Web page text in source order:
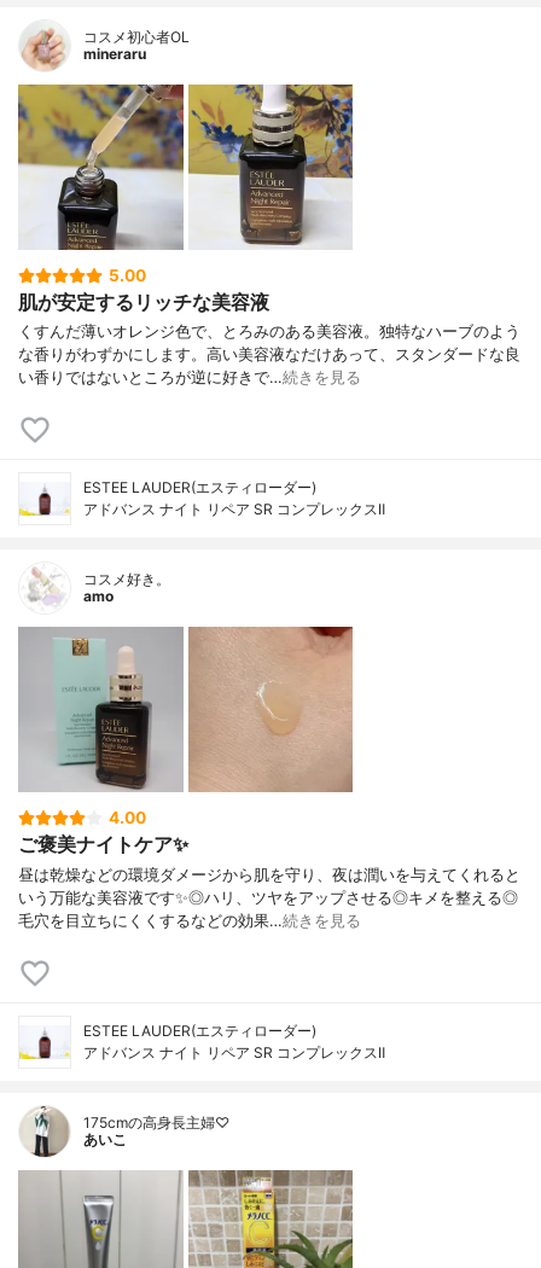
コスメ初心者OL
mineraru
5.00
肌が安定するリッチな美容液
くすんだ薄いオレンジ色で、とろみのある美容液。独特なハーブのよう
な香りがわずかにします。高い美容液なだけあって、スタンダードな良
い香りではないところが逆に好きで…続きを見る
ESTEE LAUDER(エスティローダー)
アドバンス ナイト リペア SR コンプレックスⅡ
コスメ好き。
amo
4.00
ご褒美ナイトケア✨
昼は乾燥などの環境ダメージから肌を守り、夜は潤いを与えてくれると
いう万能な美容液です✨◎ハリ、ツヤをアップさせる◎キメを整える◎
毛穴を目立ちにくくするなどの効果…続きを見る
ESTEE LAUDER(エスティローダー)
アドバンス ナイト リペア SR コンプレックスⅡ
175cmの高身長主婦♡
あいこ